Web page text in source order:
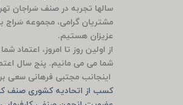
سالها تجربه در صنف سَراجان
عزیزان هستیم.
از اولین روز تا امروز، اعتماد
شما می می مانیم. پنج سال
اینجانب مجتبی فرهانی سعی بر
کسب از اتحادیه کشوری صنف